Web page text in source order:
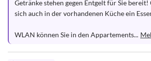
Getränke stehen gegen Entgelt für Sie bereit!
sich auch in der vorhandenen Küche ein
WLAN können Sie in den Appartements...